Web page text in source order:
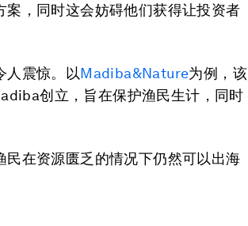
，同时这会妨碍他们获得让投资者
人震惊。以Madiba&Nature为例，该
创立，旨在保护渔民生计，同时
在资源匮乏的情况下仍然可以出海